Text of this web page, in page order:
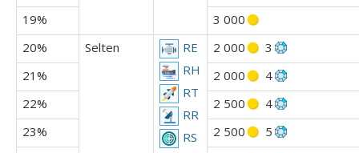
19%
3 000
20%
Selten
RE
RH
RT
RR
RS
2 000
3
21%
2 000
4
22%
2 500
4
23%
2 500
5